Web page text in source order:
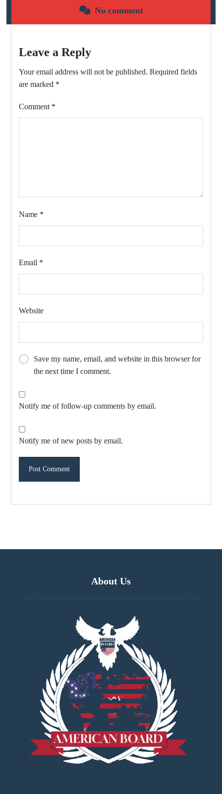
No comment
Leave a Reply
Your email address will not be published. Required fields
are marked *
Comment *
Name *
Email *
Website
Save my name, email, and website in this browser for
the next time I comment.
Notify me of follow-up comments by email.
Notify me of new posts by email.
About Us